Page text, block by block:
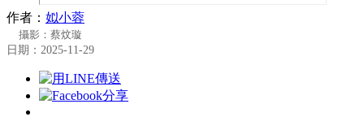
作者： 姒小蓉
攝影：蔡炆璇
日期：2025-11-29